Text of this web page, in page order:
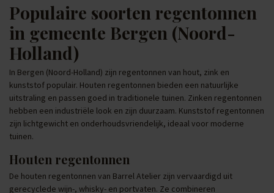
Populaire soorten regentonnen
in gemeente Bergen (Noord-
Holland)
In Bergen (Noord-Holland) zijn regentonnen van hout, zink en
kunststof populair. Houten regentonnen bieden een natuurlijke
uitstraling en passen goed in traditionele tuinen. Zinken regentonnen
hebben een industriële look en zijn duurzaam. Kunststof regentonnen
zijn lichtgewicht en onderhoudsvriendelijk, ideaal voor moderne
tuinen.
Houten regentonnen
De houten regentonnen van Barrel Atelier zijn vervaardigd uit
gerecyclede wijn-, whisky- en portvaten. Ze combineren